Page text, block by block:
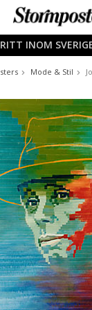
INOM
Mode & Stil